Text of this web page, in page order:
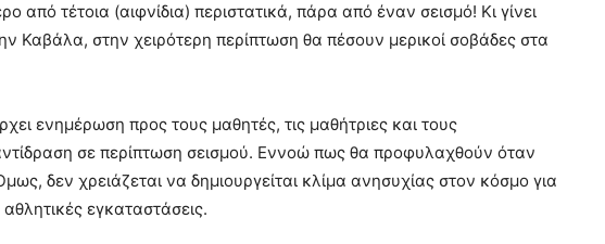
από τέτοια (αιφνίδια) περιστατικά, πάρα από έναν σεισμό! Κι γίνει
Καβάλα, στην χειρότερη περίπτωση θα πέσουν μερικοί σοβάδες στα
ενημέρωση προς τους μαθητές, τις μαθήτριες και τους
σε περίπτωση σεισμού. Εννοώ πως θα προφυλαχθούν όταν
δεν χρειάζεται να δημιουργείται κλίμα ανησυχίας στον κόσμο για
εγκαταστάσεις.